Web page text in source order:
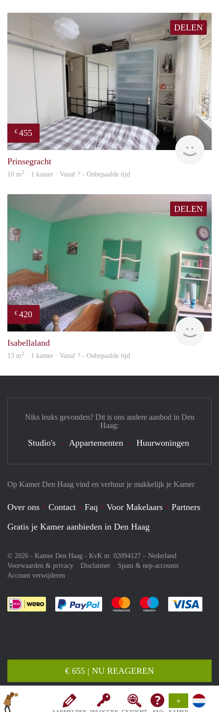
+
€ 655 | NU REAGEREN
DELEN
€ 455
Prinsegracht
10 m2 · 1 kamer · Vanaf ? - Onbepaalde tijd
DELEN
€ 420
Isabellaland
13 m2 · 1 kamer · Vanaf ? - Onbepaalde tijd
Op Kamer Den Haag vind en verhuur je makkelijk je Kamer
Over ons Contact Faq Voor Makelaars
Partners
Gratis je Kamer aanbieden in Den Haag
© 2026 - Kamer Den Haag - KvK nr. 02094127 – Nederland
Voorwaarden & privacy
Disclaimer
Spam & nep-accounts
Account verwijderen
Je rekent gemakkelijk af met Paypal
Je rekent gemakkelijk af met
Je rekent
Niks leuks gevonden? Dit is ons andere aanbod in Den
Haag:
Studio's Appartementen Huurwoningen